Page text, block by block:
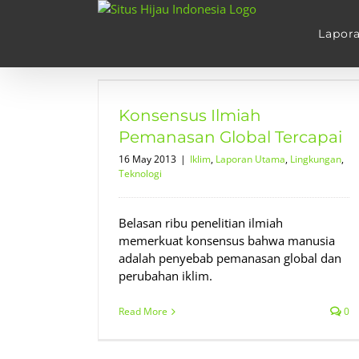
Konsensus Ilmiah
Pemanasan Global Tercapai
16 May 2013 | Iklim, Laporan Utama, Lingkungan,
Teknologi
Belasan ribu penelitian ilmiah
memerkuat konsensus bahwa manusia
adalah penyebab pemanasan global dan
perubahan iklim.
Read More 0